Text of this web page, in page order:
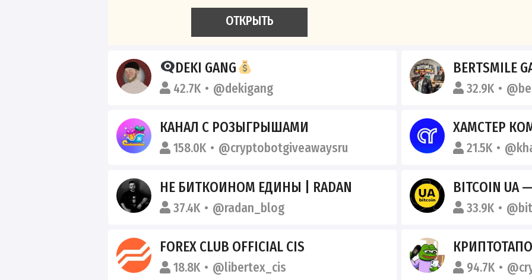
ОТКРЫТЬ
DEKI GANG
42.7K @dekigang
BERTSMILE
32.9K
КАНАЛ С РОЗЫГРЫШАМИ
158.0K @cryptobotgiveawaysru
ХАМСТЕР
21.5K
НЕ БИТКОИНОМ ЕДИНЫ | RADAN
37.4K @radan_blog
BITCOIN UA —
33.9K
FOREX CLUB OFFICIAL CIS
18.8K @libertex_cis 94.7K